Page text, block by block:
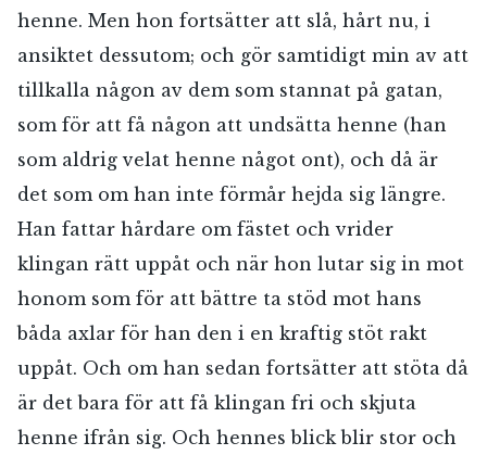
henne. Men hon fortsätter att slå, hårt nu, i
ansiktet dessutom; och gör samtidigt min av att
tillkalla någon av dem som stannat på gatan,
som för att få någon att undsätta henne (han
som aldrig velat henne något ont), och då är
det som om han inte förmår hejda sig längre.
Han fattar hårdare om fästet och vrider
klingan rätt uppåt och när hon lutar sig in mot
honom som för att bättre ta stöd mot hans
båda axlar för han den i en kraftig stöt rakt
uppåt. Och om han sedan fortsätter att stöta då
är det bara för att få klingan fri och skjuta
henne ifrån sig. Och hennes blick blir stor och